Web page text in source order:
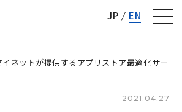
JP EN
イネットが提供するアプリストア最適化サービ
2021.04.27